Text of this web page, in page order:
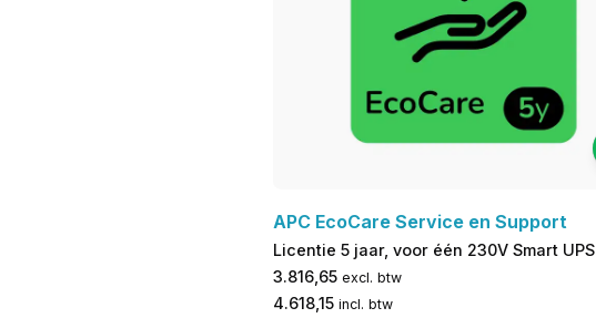
APC EcoCare Service en Support
Licentie 5 jaar, voor één 230V Smart UPS
3.816,65 excl. btw
4.618,15 incl. btw